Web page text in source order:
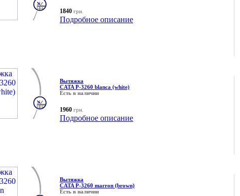
1840 грн.
Подробное описание
Вытяжка
CATA P-3260 blanca (white)
Есть в наличии
1960 грн.
Подробное описание
Вытяжка
CATA P-3260 marron (brown)
Есть в наличии